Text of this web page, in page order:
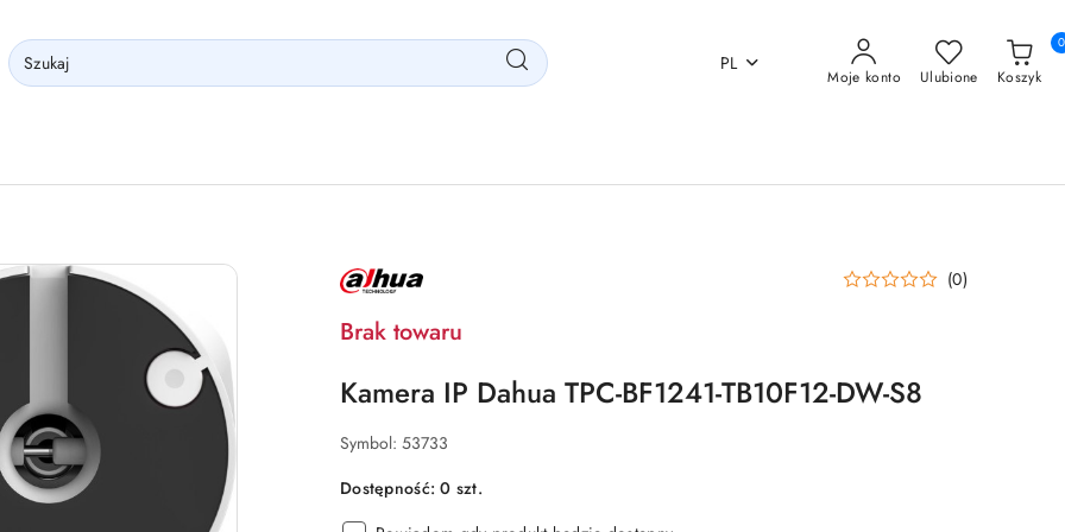
PL
Moje konto Ulubione Koszyk
0
NAZWA
PRODUCENTA: (0)
Brak towaru
Kamera IP Dahua TPC-BF1241-TB10F12-DW-S8
Symbol: 53733
Dostępność:0 szt.